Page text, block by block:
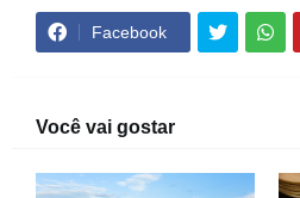
Facebook
Você vai gostar